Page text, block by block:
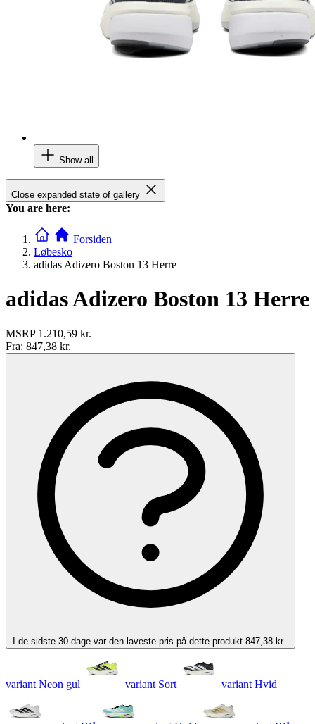
Show all
Close expanded state of gallery
You are here:
Forsiden
Løbesko
adidas Adizero Boston 13 Herre
adidas Adizero Boston 13 Herre
MSRP 1.210,59 kr.
Fra: 847,38 kr.
I de sidste 30 dage var den laveste pris på dette produkt 847,38 kr..
variant Neon gul variant Sort variant Hvid